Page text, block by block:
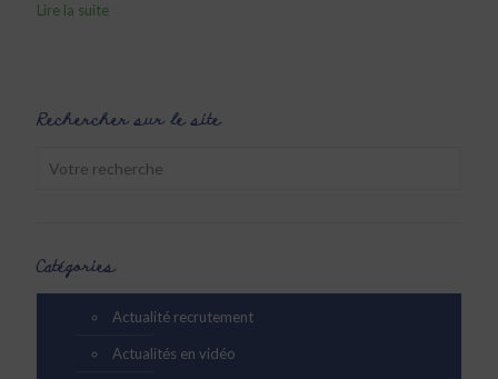
Lire la suite
Rechercher sur le site
Catégories
Actualité recrutement
Actualités en vidéo